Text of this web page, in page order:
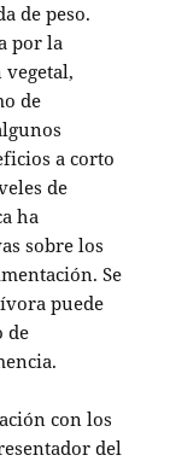
de peso.
por la
de
a corto
de
ha
sobre los
Se
puede
de
con los
del